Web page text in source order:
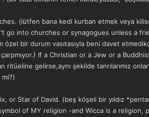
(lütfen bana kedi kurban etmek veya
go into churches or synagogues unless a
özel bir durum vasıtasıyla beni davet
If a Christian or a Jew or a
gelirse,aynı şekilde tanrılarımız
Star of David. (beş köşeli bir yıldız
of MY religion -and Wicca is a